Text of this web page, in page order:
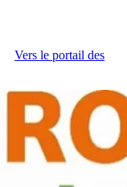
Vers le portail des